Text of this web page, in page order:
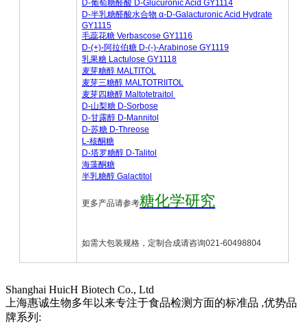
D-葡萄糖醛酸 D-Glucuronic Acid GY1114
D-半乳糖醛酸水合物 α-D-Galacturonic Acid Hydrate
GY1115
毛蕊花糖 Verbascose GY1116
D-(+)-阿拉伯糖 D-(-)-Arabinose GY1119
乳果糖 Lactulose GY1118
麦芽糖醇 MALTITOL
麦芽三糖醇 MALTOTRIITOL
麦芽四糖醇 Maltotetraitol
D-山梨糖 D-Sorbose
D-甘露醇 D-Mannitol
D-苏糖 D-Threose
L-核酮糖
D-塔罗糖醇 D-Talitol
海藻酮糖
半乳糖醇 Galactitol
更多产品请参考糖化学研究
如需大包装规格，定制合成请咨询021-60498804
Shanghai HuicH Biotech Co., Ltd
上海惠诚生物多年以来专注于食品检测方面的标准品 ,优势品
牌系列: